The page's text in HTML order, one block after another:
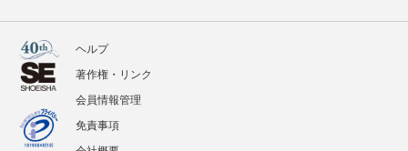
ヘルプ
著作権・リンク
会員情報管理
免責事項